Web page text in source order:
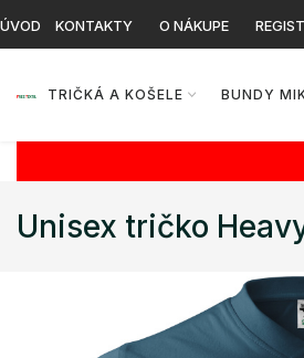
ÚVOD KONTAKTY O NÁKUPE
TRIČKÁ A KOŠELE BUNDY
Unisex tričko